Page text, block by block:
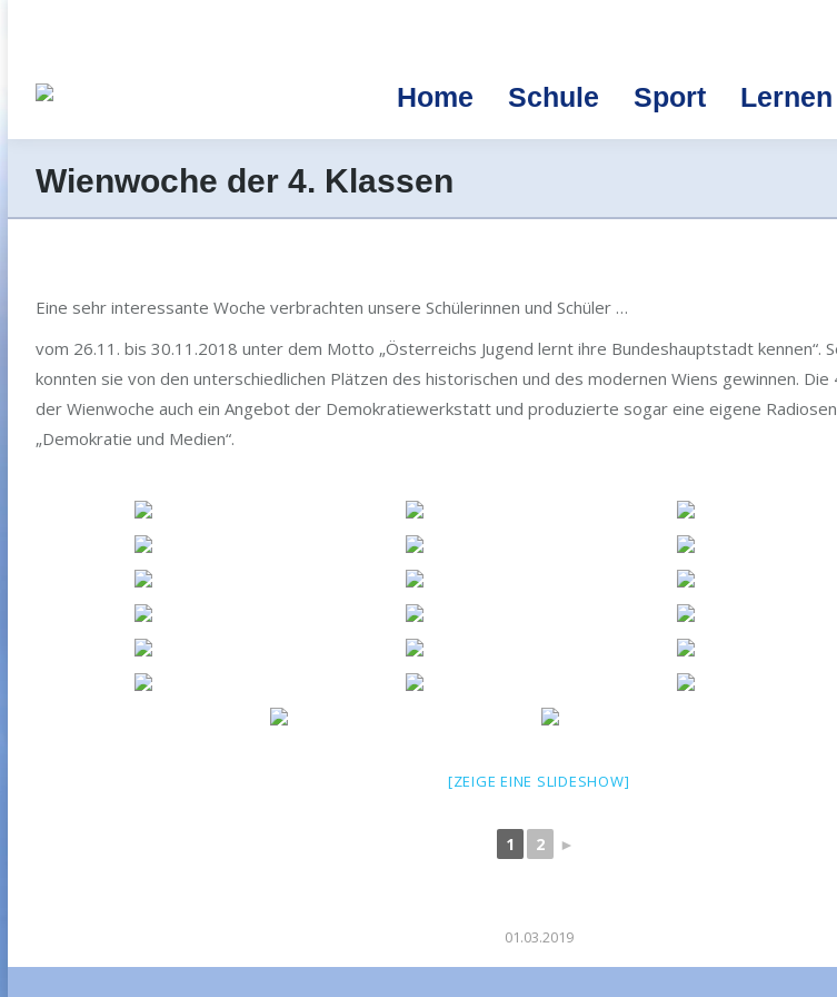
Home Schule Sport Lernen
Wienwoche der 4. Klassen
Eine sehr interessante Woche verbrachten unsere Schülerinnen und Schüler …
vom 26.11. bis 30.11.2018 unter dem Motto „Österreichs Jugend lernt ihre Bundeshauptstadt kennen“.
konnten sie von den unterschiedlichen Plätzen des historischen und des modernen Wiens gewinnen. Die
der Wienwoche auch ein Angebot der Demokratiewerkstatt und produzierte sogar eine eigene
„Demokratie und Medien“.
[ZEIGE EINE SLIDESHOW]
1 2 ►
01.03.2019